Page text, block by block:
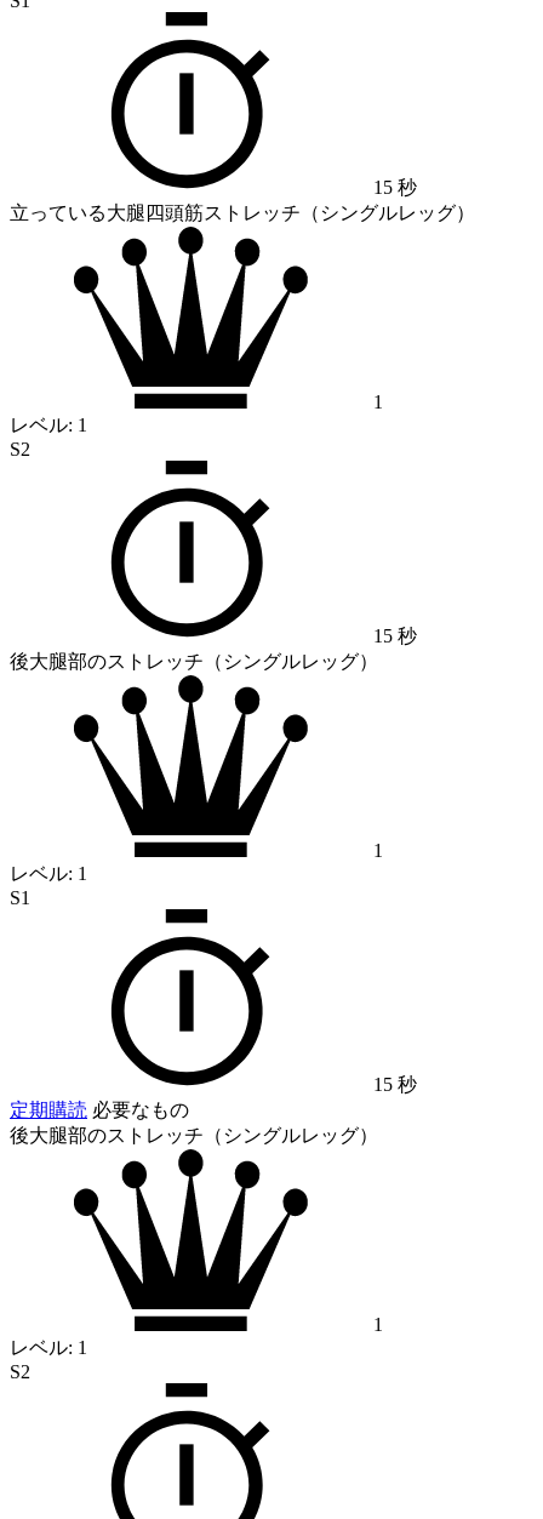
15 秒
立っている大腿四頭筋ストレッチ（シングルレッグ）
1
レベル: 1
S2
15 秒
後大腿部のストレッチ（シングルレッグ）
1
レベル: 1
S1
15 秒
定期購読 必要なもの
後大腿部のストレッチ（シングルレッグ）
1
レベル: 1
S2